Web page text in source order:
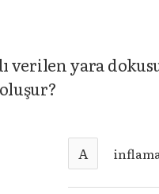
verilen yara
A